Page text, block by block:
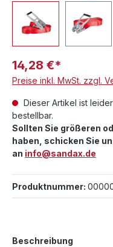
14,28 €*
Preise inkl. MwSt. zzgl.
Dieser Artikel ist
bestellbar.
Sollten Sie größeren
haben, schicken Sie
an info@sandax.de
Produktnummer:
Beschreibung